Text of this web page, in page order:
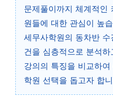
문제풀이까지 체계적인
원들에 대한 관심이 높
세무사학원의 동차반
건을 심층적으로 분석
강의의 특징을 비교하
학원 선택을 돕고자 합